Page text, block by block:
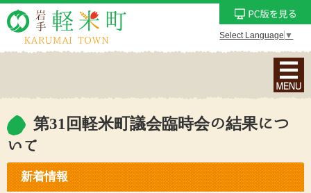
Select Language ▼
ナ
ビ
ー
ン
メ
第31回軽米町議会臨時会の結果につ
いて
新着情報